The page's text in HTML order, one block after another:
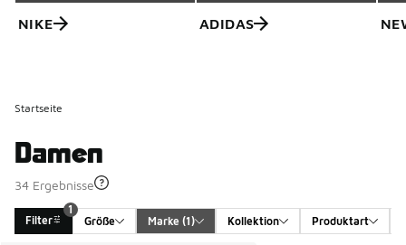
NIKE ADIDAS
Startseite
Damen
34 Ergebnisse
Filter
1
Größe
Marke (1) Kollektion Produktart